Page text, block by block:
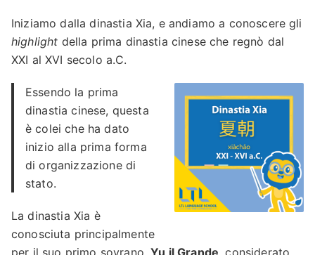
Iniziamo dalla dinastia Xia, e andiamo a conoscere gli
highlight della prima dinastia cinese che regnò dal
XXI al XVI secolo a.C.
Essendo la prima
dinastia cinese, questa
è colei che ha dato
inizio alla prima forma
di organizzazione di
stato.
La dinastia Xia è
conosciuta principalmente
per il suo primo sovrano,Yu il Grande, considerato